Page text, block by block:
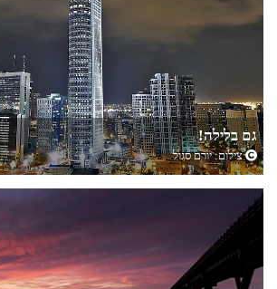
גם בלילה!
צילום:יורם סגול